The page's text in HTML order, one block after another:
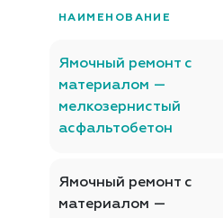
НАИМЕНОВАНИЕ
Ямочный ремонт с
материалом —
мелкозернистый
асфальтобетон
Ямочный ремонт с
материалом —